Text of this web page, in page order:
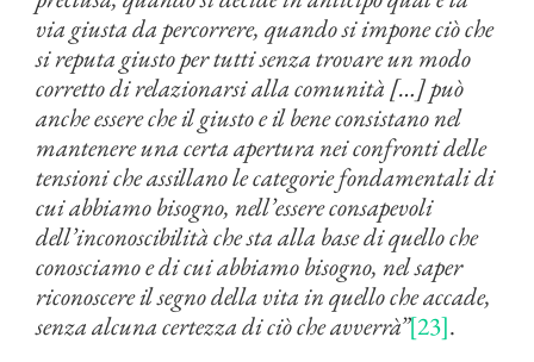
via giusta da percorrere, quando si impone ciò che
si reputa giusto per tutti senza trovare un modo
corretto di relazionarsi alla comunità […] può
anche essere che il giusto e il bene consistano nel
mantenere una certa apertura nei confronti delle
tensioni che assillano le categorie fondamentali di
cui abbiamo bisogno, nell’essere consapevoli
dell’inconoscibilità che sta alla base di quello che
conosciamo e di cui abbiamo bisogno, nel saper
riconoscere il segno della vita in quello che accade,
senza alcuna certezza di ciò che avverrà”[23].